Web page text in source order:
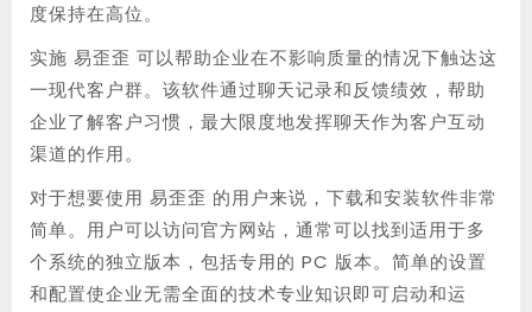
度保持在高位。
实施 易歪歪 可以帮助企业在不影响质量的情况下触达这
一现代客户群。该软件通过聊天记录和反馈绩效，帮助
企业了解客户习惯，最大限度地发挥聊天作为客户互动
渠道的作用。
对于想要使用 易歪歪 的用户来说，下载和安装软件非常
简单。用户可以访问官方网站，通常可以找到适用于多
个系统的独立版本，包括专用的 PC 版本。简单的设置
和配置使企业无需全面的技术专业知识即可启动和运